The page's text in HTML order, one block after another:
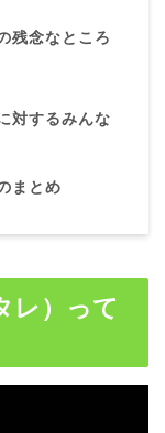
残念なところ
対するみんな
まとめ
レ）って